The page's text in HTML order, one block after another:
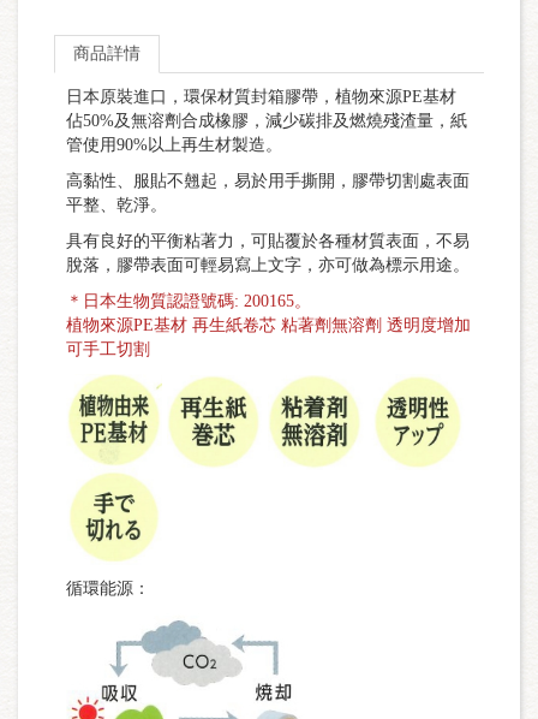
商品詳情
日本原裝進口，環保材質封箱膠帶，植物來源PE基材
佔50%及無溶劑合成橡膠，減少碳排及燃燒殘渣量，紙
管使用90%以上再生材製造。
高黏性、服貼不翹起，易於用手撕開，膠帶切割處表面
平整、乾淨。
具有良好的平衡粘著力，可貼覆於各種材質表面，不易
脫落，膠帶表面可輕易寫上文字，亦可做為標示用途。
＊日本生物質認證號碼: 200165。
植物來源PE基材 再生紙卷芯 粘著劑無溶劑 透明度增加
可手工切割
循環能源：